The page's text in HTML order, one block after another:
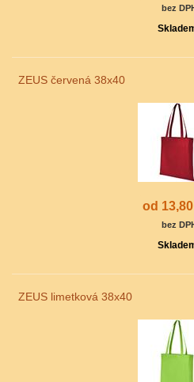
bez
ZEUS červená 38x40
od
bez
ZEUS limetková 38x40